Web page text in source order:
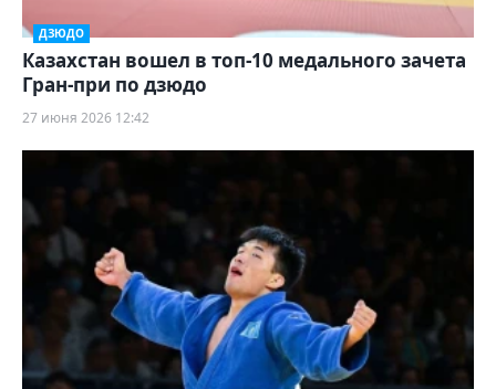
ДЗЮДО
Казахстан вошел в топ-10 медального зачета
Гран-при по дзюдо
27 июня 2026 12:42